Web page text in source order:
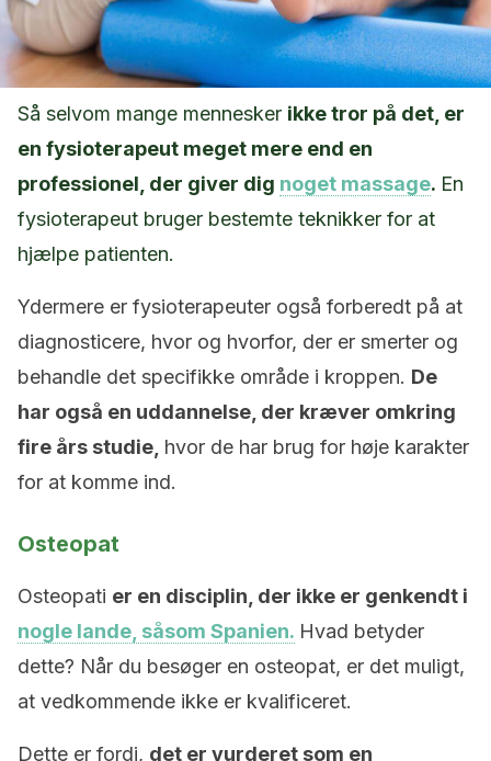
Så selvom mange mennesker ikke tror på det, er
en fysioterapeut meget mere end en
professionel, der giver dig noget massage. En
fysioterapeut bruger bestemte teknikker for at
hjælpe patienten.
Ydermere er fysioterapeuter også forberedt på at
diagnosticere, hvor og hvorfor, der er smerter og
behandle det specifikke område i kroppen. De
har også en uddannelse, der kræver omkring
fire års studie, hvor de har brug for høje karakter
for at komme ind.
Osteopat
Osteopati er en disciplin, der ikke er genkendt i
nogle lande, såsom Spanien. Hvad betyder
dette? Når du besøger en osteopat, er det muligt,
at vedkommende ikke er kvalificeret.
Dette er fordi, det er vurderet som en